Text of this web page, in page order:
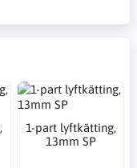
1-part lyftkätting,
13mm SP